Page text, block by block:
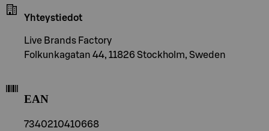
Yhteystiedot
Live Brands Factory
Folkunkagatan 44, 11826 Stockholm, Sweden
EAN
7340210410668